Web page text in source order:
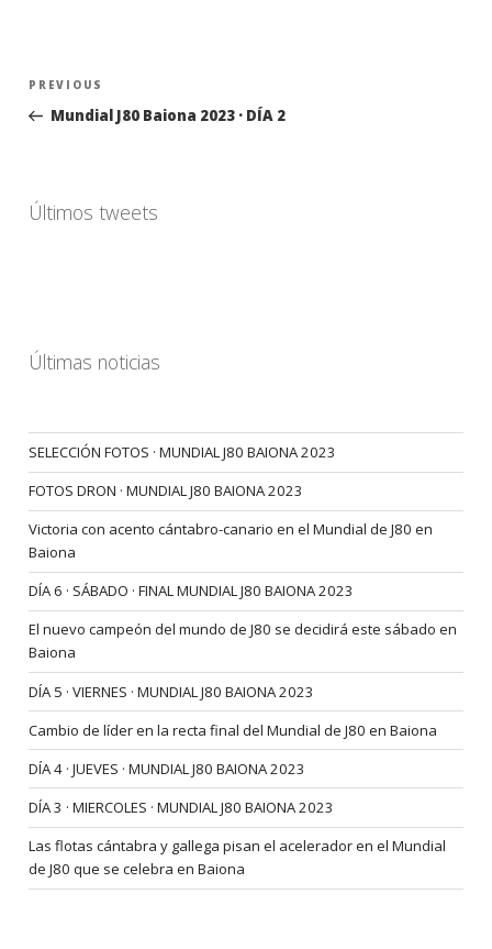
Navegación
entradas
Previous
Post
PREVIOUS
Mundial J80 Baiona 2023 · DÍA 2
Últimos tweets
Últimas noticias
SELECCIÓN FOTOS · MUNDIAL J80 BAIONA 2023
FOTOS DRON · MUNDIAL J80 BAIONA 2023
Victoria con acento cántabro-canario en el Mundial de J80 en
Baiona
DÍA 6 · SÁBADO · FINAL MUNDIAL J80 BAIONA 2023
El nuevo campeón del mundo de J80 se decidirá este sábado en
Baiona
DÍA 5 · VIERNES · MUNDIAL J80 BAIONA 2023
Cambio de líder en la recta final del Mundial de J80 en Baiona
DÍA 4 · JUEVES · MUNDIAL J80 BAIONA 2023
DÍA 3 · MIERCOLES · MUNDIAL J80 BAIONA 2023
Las flotas cántabra y gallega pisan el acelerador en el Mundial
de J80 que se celebra en Baiona